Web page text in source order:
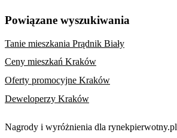
Powiązane wyszukiwania
Tanie mieszkania Prądnik Biały
Ceny mieszkań Kraków
Oferty promocyjne Kraków
Deweloperzy Kraków
Nagrody i wyróżnienia dla rynekpierwotny.pl